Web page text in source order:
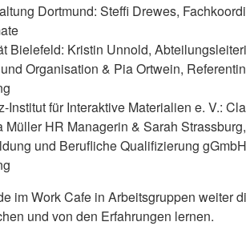
Dortmund: Steffi Drewes,
Bielefeld: Kristin Unnold,
Organisation & Pia Ortwein,
für Interaktive Materialien e. V.:
HR Managerin & Sarah
und Berufliche Qualifizierung
im Work Cafe in Arbeitsgruppen weiter
und von den Erfahrungen lernen.